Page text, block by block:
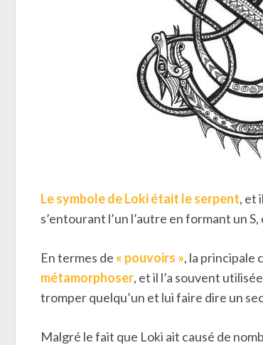
Le symbole de Loki était le serpent, et
s’entourant l’un l’autre en formant un
En termes de « pouvoirs », la principale
métamorphoser, et il l’a souvent
tromper quelqu’un et lui faire dire un
Malgré le fait que Loki ait causé de